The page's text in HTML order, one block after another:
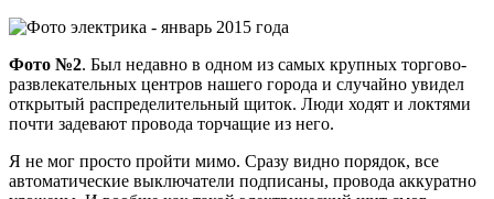
Фото №2. Был недавно в одном из самых крупных торгово-
развлекательных центров нашего города и случайно увидел
открытый распределительный щиток. Люди ходят и локтями
почти задевают провода торчащие из него.
Я не мог просто пройти мимо. Сразу видно порядок, все
автоматические выключатели подписаны, провода аккуратно